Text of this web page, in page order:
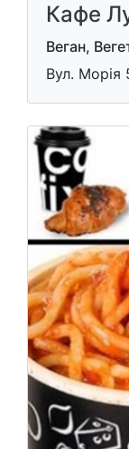
Кафе
Веган,
Вул. Морія